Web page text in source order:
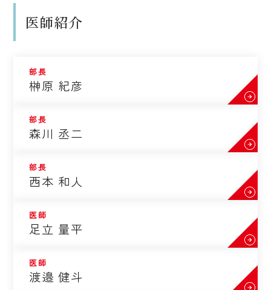
医師紹介
部長
榊原 紀彦
部長
森川 丞二
部長
西本 和人
医師
足立 量平
医師
渡邉 健斗